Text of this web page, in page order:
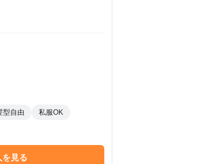
型自由
私服OK
を見る